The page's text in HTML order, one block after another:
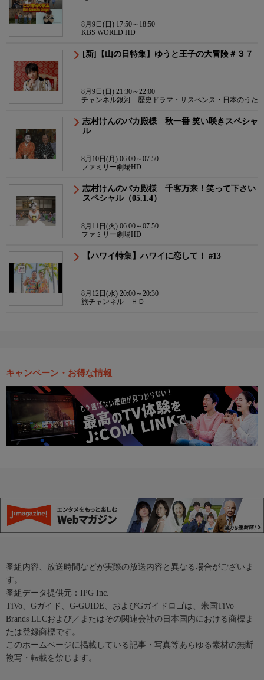
8月9日(日) 17:50～18:50
KBS WORLD HD
[新]【山の日特集】ゆうと王子の大冒険＃３７
8月9日(日) 21:30～22:00
チャンネル銀河 歴史ドラマ・サスペンス・日本のうた
志村けんのバカ殿様 秋一番 笑い咲きスペシャ
ル
8月10日(月) 06:00～07:50
ファミリー劇場HD
志村けんのバカ殿様 千客万来！笑って下さい
スペシャル（05.1.4）
8月11日(火) 06:00～07:50
ファミリー劇場HD
【ハワイ特集】ハワイに恋して！ #13
8月12日(水) 20:00～20:30
旅チャンネル ＨＤ
キャンペーン・お得な情報
番組内容、放送時間などが実際の放送内容と異なる場合がございま
す。
番組データ提供元：IPG Inc.
TiVo、Gガイド、G-GUIDE、およびGガイドロゴは、米国TiVo
Brands LLCおよび／またはその関連会社の日本国内における商標ま
たは登録商標です。
このホームページに掲載している記事・写真等あらゆる素材の無断
複写・転載を禁じます。